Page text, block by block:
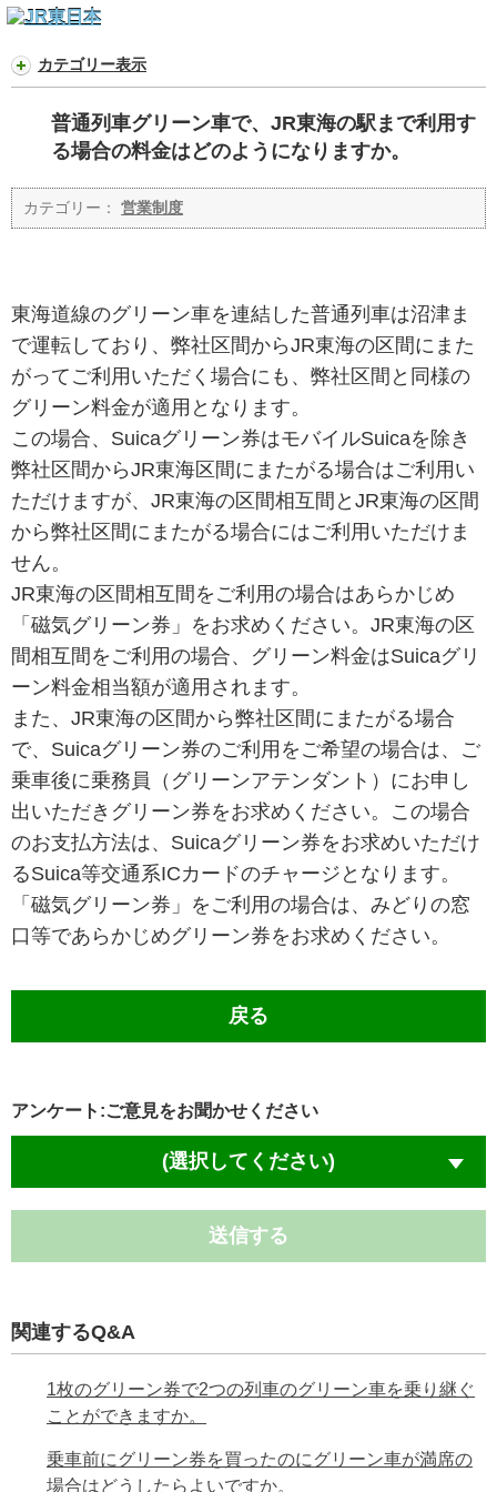
カテゴリー表示
普通列車グリーン車で、JR東海の駅まで利用す
る場合の料金はどのようになりますか。
カテゴリー： 営業制度
東海道線のグリーン車を連結した普通列車は沼津ま
で運転しており、弊社区間からJR東海の区間にまた
がってご利用いただく場合にも、弊社区間と同様の
グリーン料金が適用となります。
この場合、Suicaグリーン券はモバイルSuicaを除き
弊社区間からJR東海区間にまたがる場合はご利用い
ただけますが、JR東海の区間相互間とJR東海の区間
から弊社区間にまたがる場合にはご利用いただけま
せん。
JR東海の区間相互間をご利用の場合はあらかじめ
「磁気グリーン券」をお求めください。JR東海の区
間相互間をご利用の場合、グリーン料金はSuicaグリ
ーン料金相当額が適用されます。
また、JR東海の区間から弊社区間にまたがる場合
で、Suicaグリーン券のご利用をご希望の場合は、ご
乗車後に乗務員（グリーンアテンダント）にお申し
出いただきグリーン券をお求めください。この場合
のお支払方法は、Suicaグリーン券をお求めいただけ
るSuica等交通系ICカードのチャージとなります。
「磁気グリーン券」をご利用の場合は、みどりの窓
口等であらかじめグリーン券をお求めください。
戻る
アンケート:ご意見をお聞かせください
(選択してください)
送信する
関連するQ&A
1枚のグリーン券で2つの列車のグリーン車を乗り継ぐ
ことができますか。
乗車前にグリーン券を買ったのにグリーン車が満席の
場合はどうしたらよいですか。